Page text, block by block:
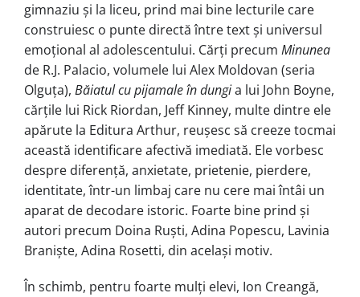
gimnaziu și la liceu, prind mai bine lecturile care
construiesc o punte directă între text și universul
emoțional al adolescentului. Cărți precum Minunea
de R.J. Palacio, volumele lui Alex Moldovan (seria
Olguța), Băiatul cu pijamale în dungia lui John Boyne,
cărțile lui Rick Riordan, Jeff Kinney, multe dintre ele
apărute la Editura Arthur, reușesc să creeze tocmai
această identificare afectivă imediată. Ele vorbesc
despre diferență, anxietate, prietenie, pierdere,
identitate, într-un limbaj care nu cere mai întâi un
aparat de decodare istoric. Foarte bine prind și
autori precum Doina Ruști, Adina Popescu, Lavinia
Braniște, Adina Rosetti, din același motiv.
În schimb, pentru foarte mulți elevi, Ion Creangă,